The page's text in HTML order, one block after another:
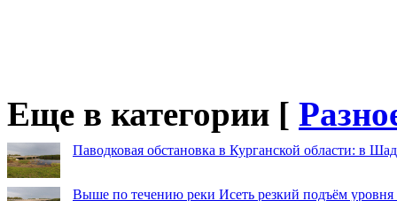
Еще в категории [
Паводковая обстановка в Курганской области: в
Выше по течению реки Исеть резкий подъём